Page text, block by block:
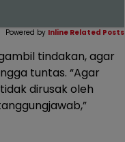
Powered by Inline Related Posts
tindakan, agar
tuntas. “Agar
dirusak oleh